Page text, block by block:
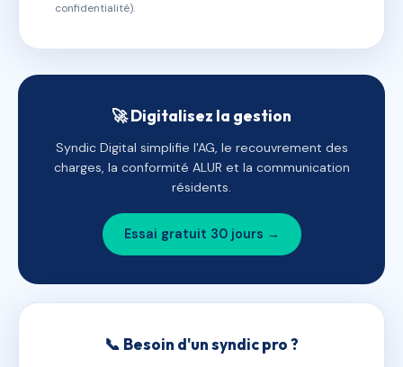
confidentialité).
🚀 Digitalisez la gestion
Syndic Digital simplifie l'AG, le recouvrement des
charges, la conformité ALUR et la communication
résidents.
Essai gratuit 30 jours →
📞 Besoin d'un syndic pro ?